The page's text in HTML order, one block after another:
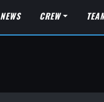
NEWS CREW